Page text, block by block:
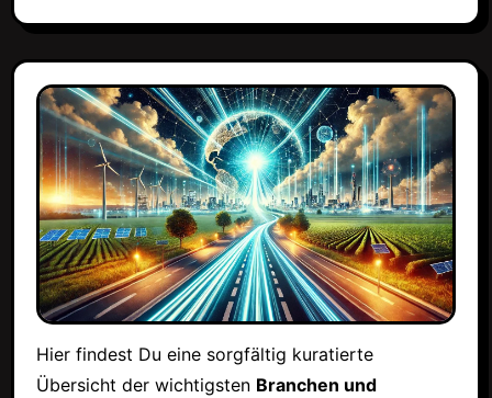
Hier findest Du eine sorgfältig kuratierte
Übersicht der wichtigsten Branchen und